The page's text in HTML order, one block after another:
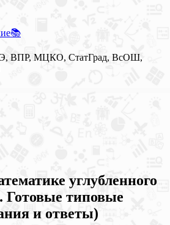
ВПР, МЦКО, СтатГрад, ВсОШ,
углубленного
Готовые типовые
и ответы)